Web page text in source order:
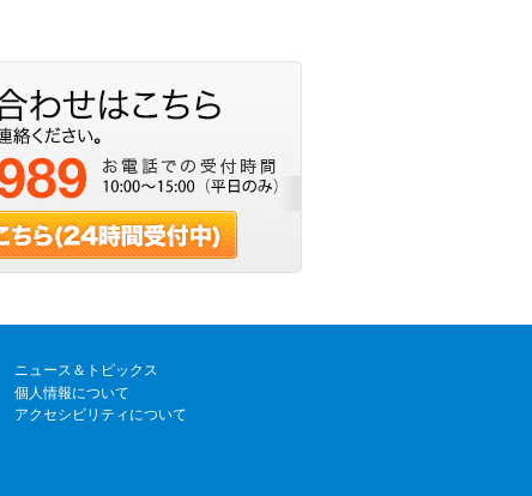
ニュース＆トピックス
個人情報について
アクセシビリティについて